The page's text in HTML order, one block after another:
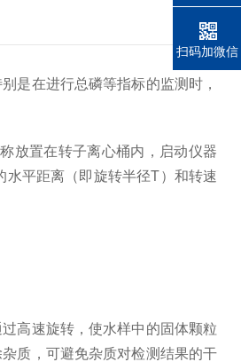
是在进行总磷等指标的监测时，
放置在转子离心桶内，启动仪器
平距离（即旋转半径T）和转速
高速旋转，使水样中的固体颗粒
质，可避免杂质对检测结果的干
扫码加微信